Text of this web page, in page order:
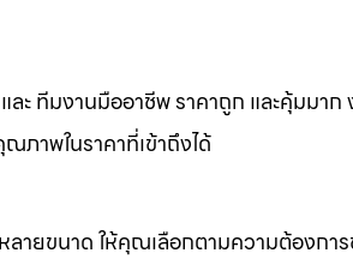
ะ ทีมงานมืออาชีพ ราคาถูก และคุ้มมาก
ภาพในราคาที่เข้าถึงได้
ลายขนาด ให้คุณเลือกตามความต้องกา